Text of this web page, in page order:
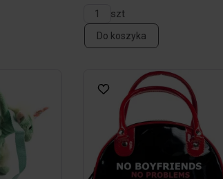
szt
Do koszyka